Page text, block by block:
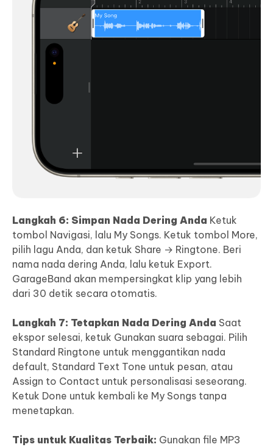
Langkah 6: Simpan Nada Dering Anda Ketuk
tombol Navigasi, lalu My Songs. Ketuk tombol More,
pilih lagu Anda, dan ketuk Share → Ringtone. Beri
nama nada dering Anda, lalu ketuk Export.
GarageBand akan mempersingkat klip yang lebih
dari 30 detik secara otomatis.
Langkah 7: Tetapkan Nada Dering Anda Saat
ekspor selesai, ketuk Gunakan suara sebagai. Pilih
Standard Ringtone untuk menggantikan nada
default, Standard Text Tone untuk pesan, atau
Assign to Contact untuk personalisasi seseorang.
Ketuk Done untuk kembali ke My Songs tanpa
menetapkan.
Tips untuk Kualitas Terbaik: Gunakan file MP3